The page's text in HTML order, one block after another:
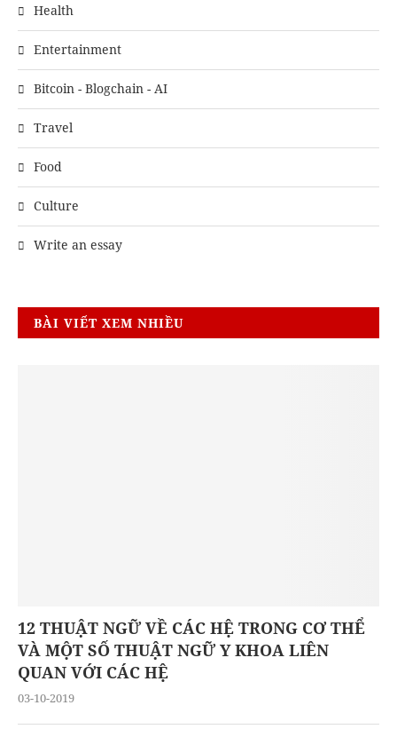
Health
Entertainment
Bitcoin - Blogchain - AI
Travel
Food
Culture
Write an essay
BÀI VIẾT XEM NHIỀU
12 THUẬT NGỮ VỀ CÁC HỆ TRONG CƠ THỂ
VÀ MỘT SỐ THUẬT NGỮ Y KHOA LIÊN
QUAN VỚI CÁC HỆ
03-10-2019